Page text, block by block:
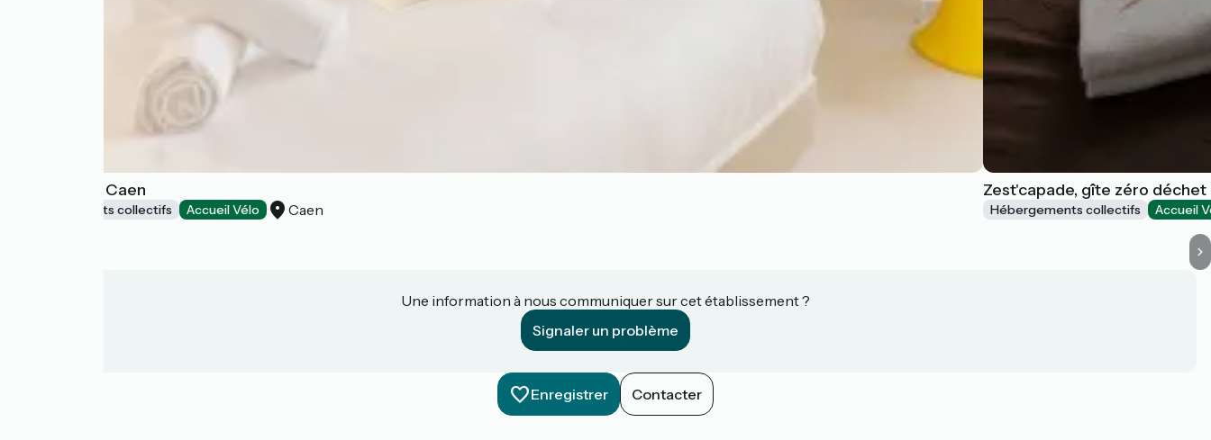
The People Caen
Hébergements collectifs Accueil Vélo Caen
Zest'capade, gîte zéro déchet
Hébergements collectifs Accueil
Une information à nous communiquer sur cet établissement ?
Signaler un problème
Enregistrer Contacter